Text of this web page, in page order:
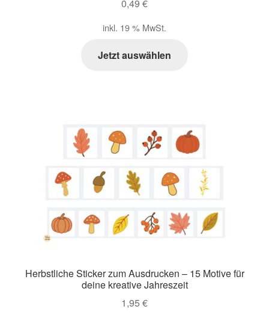
0,49 €
inkl. 19 % MwSt.
Jetzt auswählen
Herbstliche Sticker zum Ausdrucken – 15 Motive für
deine kreative Jahreszeit
1,95 €